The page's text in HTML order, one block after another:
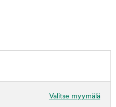
Valitse myymälä